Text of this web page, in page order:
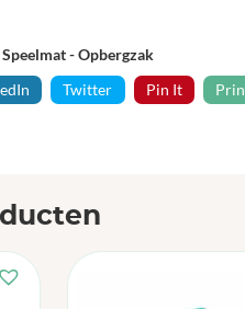
- Opbergzak
Twitter Pin It